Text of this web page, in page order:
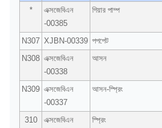
*
এক্সজেবিএন
-00385
গিয়ার পাম্প
N307 XJBN-00339 পপপেট
N308 এক্সজেবিএন
-00338
আসন
N309 এক্সজেবিএন
-00337
আসন-স্প্রিং
310
এক্সজেবিএন
স্প্রিং